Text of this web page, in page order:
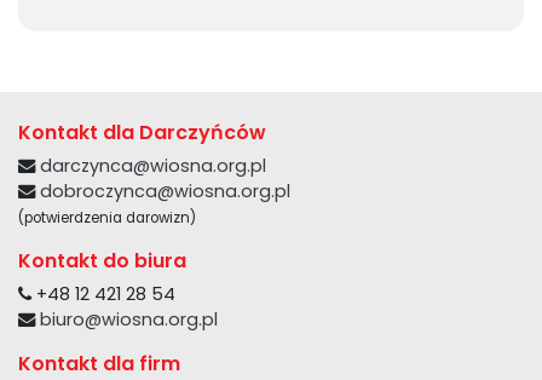
Kontakt dla Darczyńców
darczynca@wiosna.org.pl
dobroczynca@wiosna.org.pl
(potwierdzenia darowizn)
Kontakt do biura
+48 12 421 28 54
biuro@wiosna.org.pl
Kontakt dla firm